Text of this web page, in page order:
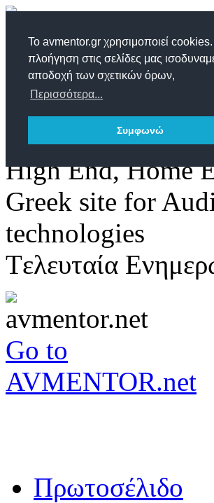
Το avmentor.gr χρησιμοποιεί
πλοήγηση στις σελίδες μας
αποδοχή των σχετικών όρων,
Περισσότερα...
Συμφωνώ
Δικτυακός
High End, Home
Greek site for
technologies
Tελευταία
Go to
AVMENTOR.net
Πρωτοσέλιδο